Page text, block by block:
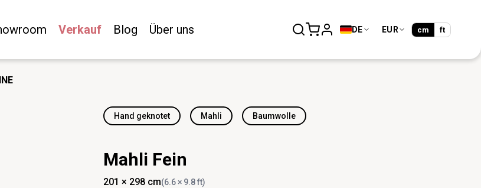
Verkauf Blog Über uns DE EUR cm ft
Hand geknotet Mahli Baumwolle
Mahli Fein
201 × 298 cm(6.6 × 9.8 ft)